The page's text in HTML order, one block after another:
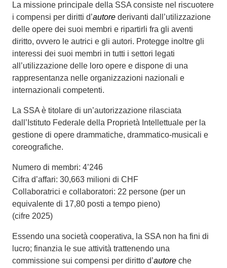
La missione principale della SSA consiste nel riscuotere
i compensi per diritti d’autore derivanti dall’utilizzazione
delle opere dei suoi membri e ripartirli fra gli aventi
diritto, ovvero le autrici e gli autori. Protegge inoltre gli
interessi dei suoi membri in tutti i settori legati
all’utilizzazione delle loro opere e dispone di una
rappresentanza nelle organizzazioni nazionali e
internazionali competenti.
La SSA è titolare di un’autorizzazione rilasciata
dall’Istituto Federale della Proprietà Intellettuale per la
gestione di opere drammatiche, drammatico-musicali e
coreografiche.
Numero di membri: 4’246
Cifra d’affari: 30,663 milioni di CHF
Collaboratrici e collaboratori: 22 persone (per un
equivalente di 17,80 posti a tempo pieno)
(cifre 2025)
Essendo una società cooperativa, la SSA non ha fini di
lucro; finanzia le sue attività trattenendo una
commissione sui compensi per diritto d’autore che